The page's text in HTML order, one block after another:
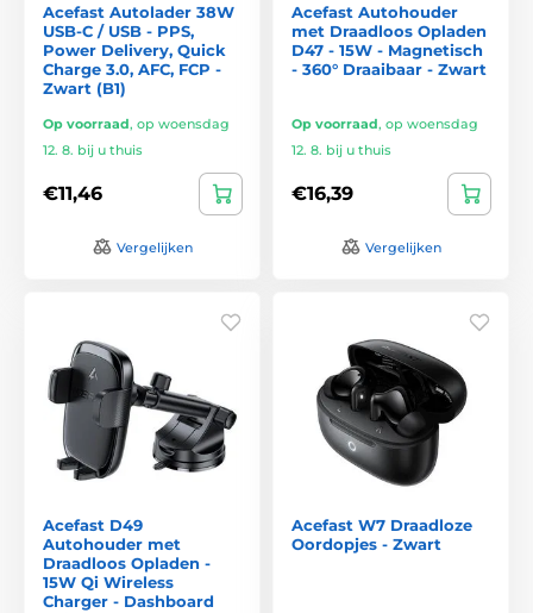
Acefast Autolader 38W
USB-C / USB - PPS,
Power Delivery, Quick
Charge 3.0, AFC, FCP -
Zwart (B1)
Op voorraad, op woensdag
12. 8. bij u thuis
€11,46
Vergelijken
Acefast Autohouder
met Draadloos Opladen
D47 - 15W - Magnetisch
- 360° Draaibaar - Zwart
Op voorraad, op woensdag
12. 8. bij u thuis
€16,39
Vergelijken
Acefast D49
Autohouder met
Draadloos Opladen -
15W Qi Wireless
Charger - Dashboard
Acefast W7 Draadloze
Oordopjes - Zwart